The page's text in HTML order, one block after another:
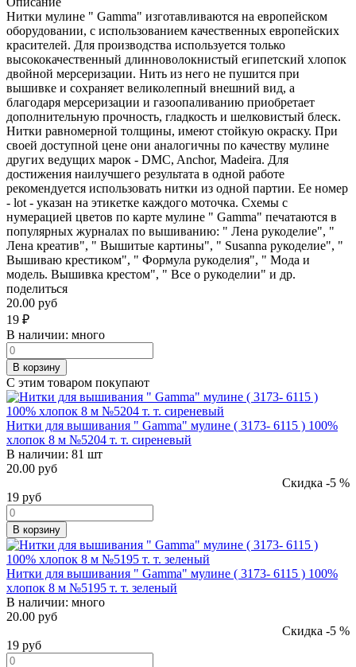
Нитки мулине " Gamma" изготавливаются на европейском
оборудовании, с использованием качественных европейских
красителей. Для производства используется только
высококачественный длинноволокнистый египетский хлопок
двойной мерсеризации. Нить из него не пушится при
вышивке и сохраняет великолепный внешний вид, а
благодаря мерсеризации и газоопаливанию приобретает
дополнительную прочность, гладкость и шелковистый блеск.
Нитки равномерной толщины, имеют стойкую окраску. При
своей доступной цене они аналогичны по качеству мулине
других ведущих марок - DMC, Anchor, Madeira. Для
достижения наилучшего результата в одной работе
рекомендуется использовать нитки из одной партии. Ее номер
- lot - указан на этикетке каждого моточка. Схемы с
нумерацией цветов по карте мулине " Gamma" печатаются в
популярных журналах по вышиванию: " Лена рукоделие", "
Лена креатив", " Вышитые картины", " Susanna рукоделие", "
Вышиваю крестиком", " Формула рукоделия", " Мода и
модель. Вышивка крестом", " Все о рукоделии" и др.
поделиться
20.00 руб
19 ₽
В наличии: много
В корзину
С этим товаром покупают
Нитки для вышивания " Gamma" мулине ( 3173- 6115 ) 100%
хлопок 8 м №5204 т. т. сиреневый
В наличии: 81 шт
20.00 руб
Скидка -5 %
19 руб
В корзину
Нитки для вышивания " Gamma" мулине ( 3173- 6115 ) 100%
хлопок 8 м №5195 т. т. зеленый
В наличии: много
20.00 руб
Скидка -5 %
19 руб